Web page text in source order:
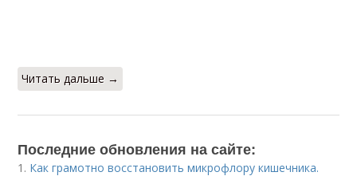
Читать дальше →
Последние обновления на сайте:
1. Как грамотно восстановить микрофлору кишечника.